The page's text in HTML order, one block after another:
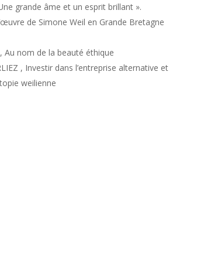
grande âme et un esprit brillant ».
de Simone Weil en Grande Bretagne
Au nom de la beauté éthique
, Investir dans l’entreprise alternative et
weilienne